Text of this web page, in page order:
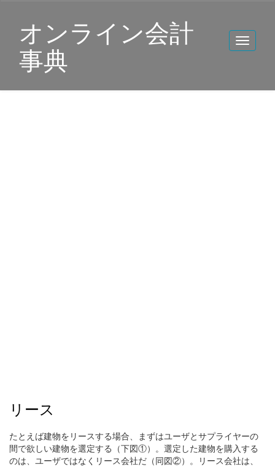
オンライン会計
事典
リース
たとえば建物をリースする場合、まずはユーザとサプライヤーの
間で欲しい建物を選定する（下図①）。選定した建物を購入する
のは、ユーザではなくリース会社だ（同図②）。リース会社は、